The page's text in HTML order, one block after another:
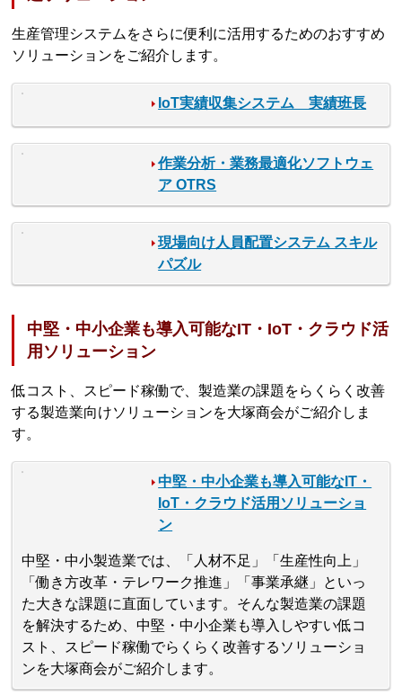
生産管理システムをさらに便利に活用するためのおすすめ
ソリューションをご紹介します。
IoT実績収集システム 実績班長
作業分析・業務最適化ソフトウェ
ア OTRS
現場向け人員配置システム スキル
パズル
中堅・中小企業も導入可能なIT・IoT・クラウド活
用ソリューション
低コスト、スピード稼働で、製造業の課題をらくらく改善
する製造業向けソリューションを大塚商会がご紹介しま
す。
中堅・中小企業も導入可能なIT・
IoT・クラウド活用ソリューショ
ン
中堅・中小製造業では、「人材不足」「生産性向上」
「働き方改革・テレワーク推進」「事業承継」といっ
た大きな課題に直面しています。そんな製造業の課題
を解決するため、中堅・中小企業も導入しやすい低コ
スト、スピード稼働でらくらく改善するソリューショ
ンを大塚商会がご紹介します。